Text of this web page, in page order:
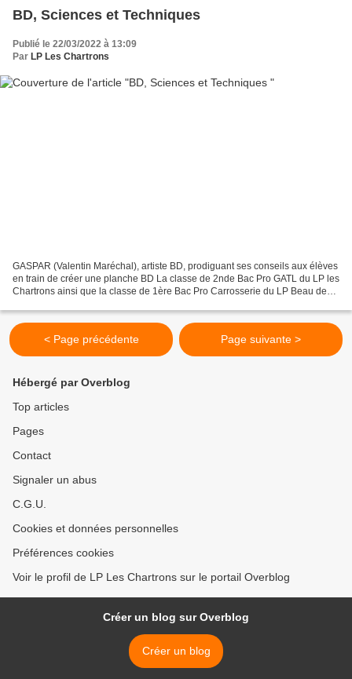
BD, Sciences et Techniques
Publié le 22/03/2022 à 13:09
Par LP Les Chartrons
GASPAR (Valentin Maréchal), artiste BD, prodiguant ses conseils aux élèves
en train de créer une planche BD La classe de 2nde Bac Pro GATL du LP les
Chartrons ainsi que la classe de 1ère Bac Pro Carrosserie du LP Beau de
< Page précédente Page suivante >
Hébergé par Overblog
Top articles
Pages
Contact
Signaler un abus
C.G.U.
Cookies et données personnelles
Préférences cookies
Voir le profil de LP Les Chartrons sur le portail Overblog
Créer un blog sur Overblog
Créer un blog